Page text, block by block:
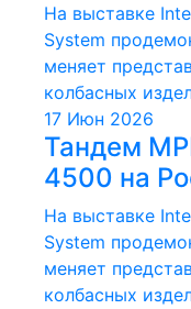
На выставке
System
меняет
колбасных
17 Июн 2026
Тандем
4500 на
На выставке
System
меняет
колбасных